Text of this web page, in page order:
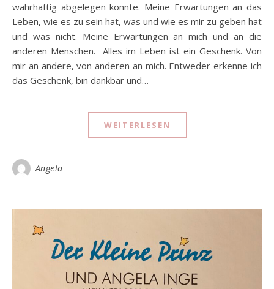
wahrhaftig abgelegen konnte. Meine Erwartungen an das
Leben, wie es zu sein hat, was und wie es mir zu geben hat
und was nicht. Meine Erwartungen an mich und an die
anderen Menschen. Alles im Leben ist ein Geschenk. Von
mir an andere, von anderen an mich. Entweder erkenne ich
das Geschenk, bin dankbar und…
WEITERLESEN
Angela